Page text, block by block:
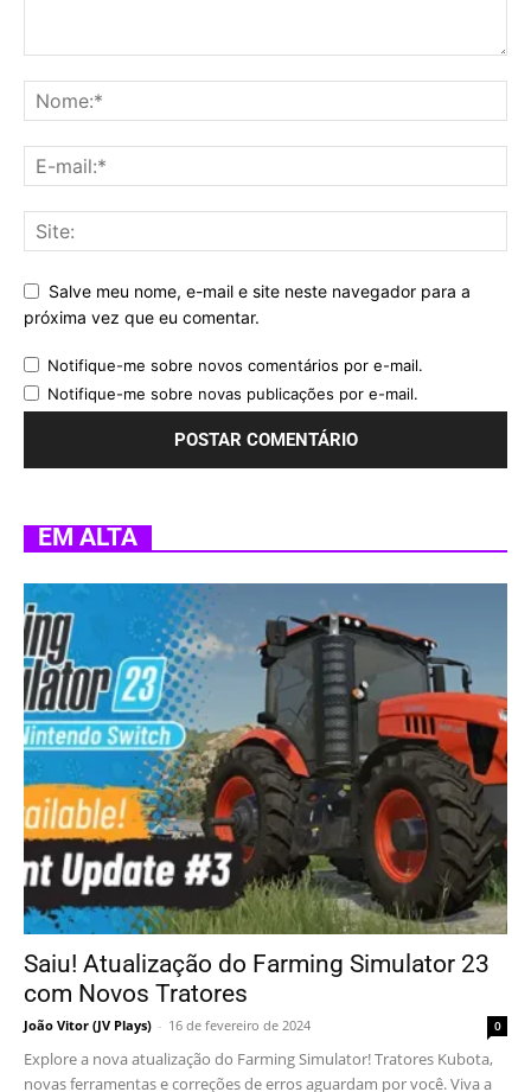
Salve meu nome, e-mail e site neste navegador para a
próxima vez que eu comentar.
Notifique-me sobre novos comentários por e-mail.
Notifique-me sobre novas publicações por e-mail.
EM ALTA
Saiu! Atualização do Farming Simulator 23
com Novos Tratores
João Vitor (JV Plays) - 16 de fevereiro de 2024 0
Explore a nova atualização do Farming Simulator! Tratores Kubota,
novas ferramentas e correções de erros aguardam por você. Viva a